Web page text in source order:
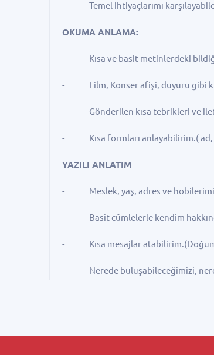
- Temel ihtiyaçlarımı
OKUMA ANLAMA:
- Kısa ve basit metinlerdeki
- Film, Konser afişi, duyuru gibi
- Gönderilen kısa tebrikleri ve
- Kısa formları anlayabilirim.( ad,
YAZILI ANLATIM
- Meslek, yaş, adres ve hobilerimi
- Basit cümlelerle kendim
- Kısa mesajlar atabilirim.(Doğum
- Nerede buluşabileceğimizi,